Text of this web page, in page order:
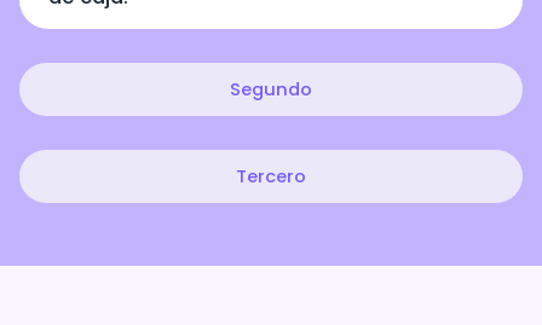
Segundo
Tercero